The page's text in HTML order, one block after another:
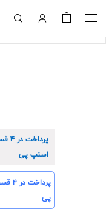
پرداخت در ۴ قسط
اسنپ پی
پرداخت در ۴ قسط
پی